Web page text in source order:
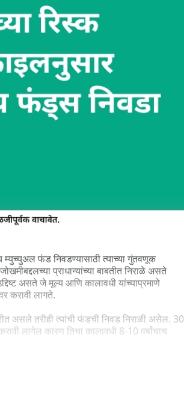
म्युच्युअल फंड निवडण्यासाठी त्याच्या गुंतवणूक
प्राधान्यांच्या बाबतीत निराळे असते
असते जे मूल्य आणि कालावधी यांच्याप्रमाणे
करावी लागते.
असले तरीही त्यांची फंडची निवड निराळी असेल. 30
लागेल कारण तिचा कालावधी 8-10 वर्षांचाच
फंड निवडा. आपल्याला जोखीम घ्यायला हरकत